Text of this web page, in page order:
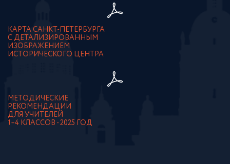
КАРТА САНКТ-ПЕТЕРБУРГА
С ДЕТАЛИЗИРОВАННЫМ
ИЗОБРАЖЕНИЕМ
ИСТОРИЧЕСКОГО ЦЕНТРА
МЕТОДИЧЕСКИЕ
РЕКОМЕНДАЦИИ
ДЛЯ УЧИТЕЛЕЙ
1–4 КЛАССОВ - 2025 ГОД